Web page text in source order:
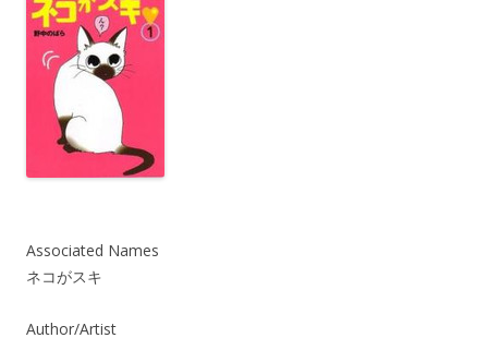
Associated Names
ネコがスキ
Author/Artist